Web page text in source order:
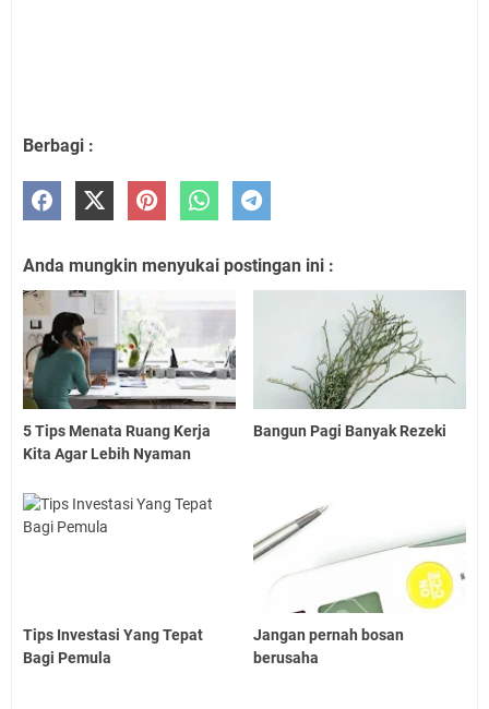
Berbagi :
Anda mungkin menyukai postingan ini :
5 Tips Menata Ruang Kerja
Kita Agar Lebih Nyaman
Bangun Pagi Banyak Rezeki
Tips Investasi Yang Tepat
Bagi Pemula
Jangan pernah bosan
berusaha